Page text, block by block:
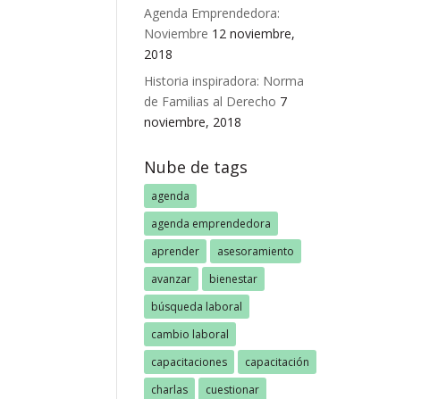
Agenda Emprendedora:
Noviembre 12 noviembre,
2018
Historia inspiradora: Norma
de Familias al Derecho 7
noviembre, 2018
Nube de tags
agenda
agenda emprendedora
aprender
asesoramiento
avanzar
bienestar
búsqueda laboral
cambio laboral
capacitaciones
capacitación
charlas
cuestionar